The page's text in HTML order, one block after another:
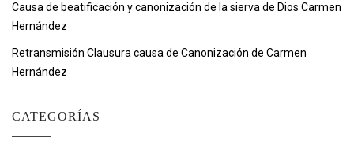
Causa de beatificación y canonización de la sierva de Dios Carmen
Hernández
Retransmisión Clausura causa de Canonización de Carmen
Hernández
CATEGORÍAS